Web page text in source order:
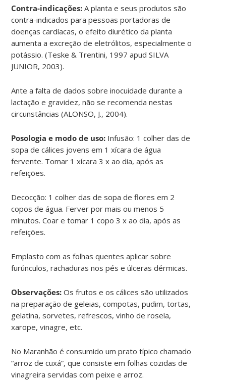
Contra-indicações:A planta e seus produtos são
contra-indicados para pessoas portadoras de
doenças cardíacas, o efeito diurético da planta
aumenta a excreção de eletrólitos, especialmente o
potássio. (Teske & Trentini, 1997 apud SILVA
JUNIOR, 2003).
Ante a falta de dados sobre inocuidade durante a
lactação e gravidez, não se recomenda nestas
circunstâncias (ALONSO, J., 2004).
Posologia e modo de uso: Infusão: 1 colher das de
sopa de cálices jovens em 1 xícara de água
fervente. Tomar 1 xícara 3 x ao dia, após as
refeições.
Decocção: 1 colher das de sopa de flores em 2
copos de água. Ferver por mais ou menos 5
minutos. Coar e tomar 1 copo 3 x ao dia, após as
refeições.
Emplasto com as folhas quentes aplicar sobre
furúnculos, rachaduras nos pés e úlceras dérmicas.
Observações: Os frutos e os cálices são utilizados
na preparação de geleias, compotas, pudim, tortas,
gelatina, sorvetes, refrescos, vinho de rosela,
xarope, vinagre, etc.
No Maranhão é consumido um prato típico chamado
“arroz de cuxá”, que consiste em folhas cozidas de
vinagreira servidas com peixe e arroz.